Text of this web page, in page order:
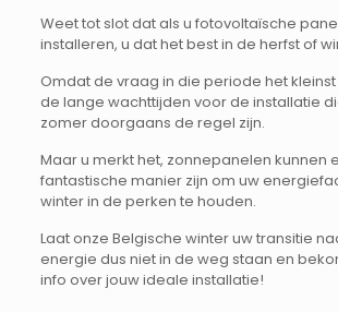
Weet tot slot dat als u fotovoltaïsche
installeren, u dat het best in de herfst of
Omdat de vraag in die periode het kleinst
de lange wachttijden voor de installatie
zomer doorgaans de regel zijn.
Maar u merkt het, zonnepanelen kunnen
fantastische manier zijn om uw
winter in de perken te houden.
Laat onze Belgische winter uw transitie
energie dus niet in de weg staan en
info over jouw ideale installatie!